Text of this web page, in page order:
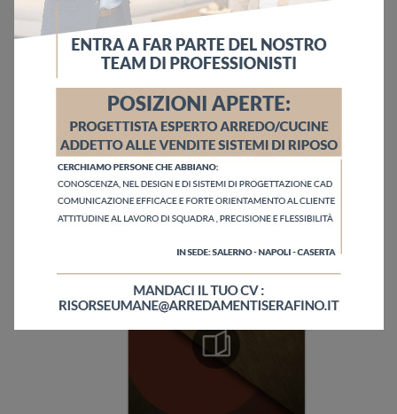
Sfoglia i cataloghi
Ho letto l'informativa sullaPrivacy Policy